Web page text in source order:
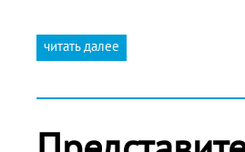
читать далее